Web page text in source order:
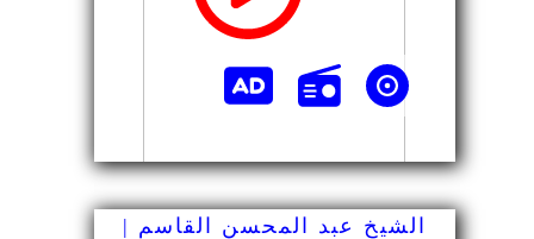
الشيخ عبد المحسن القاسم |